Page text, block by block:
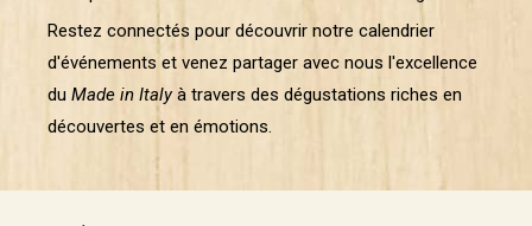
Restez connectés pour découvrir notre calendrier
d'événements et venez partager avec nous l'excellence
du Made in Italyà travers des dégustations riches en
découvertes et en émotions.